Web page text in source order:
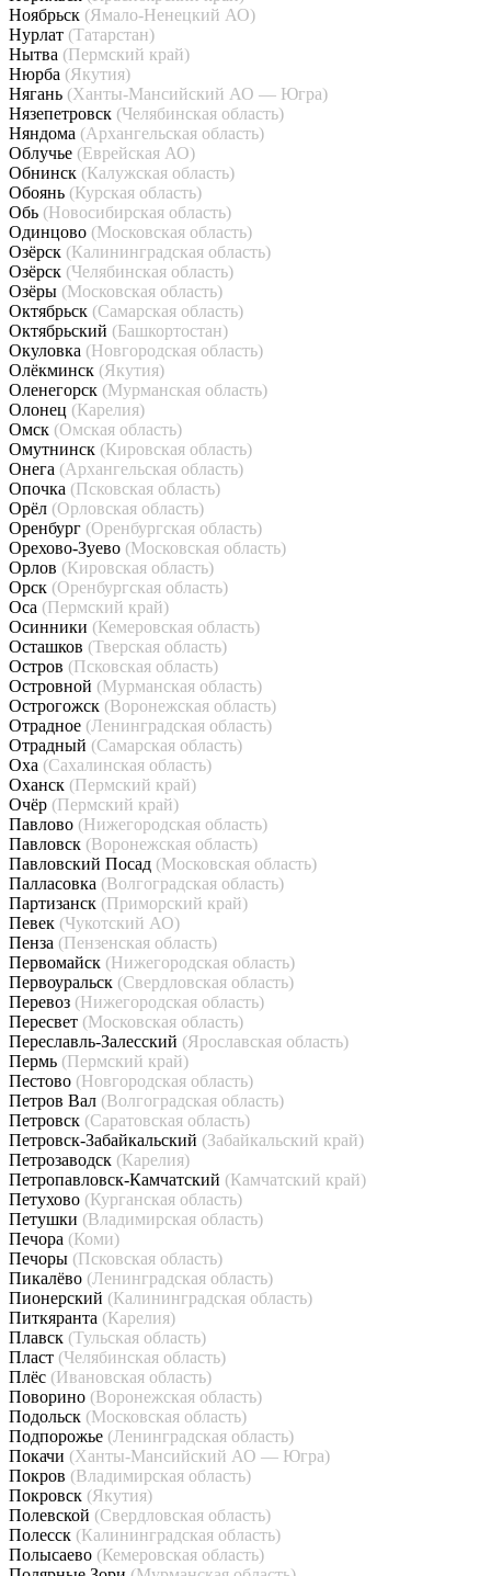
Ноябрьск (Ямало-Ненецкий АО)
Нурлат (Татарстан)
Нытва (Пермский край)
Нюрба (Якутия)
Нягань (Ханты-Мансийский АО — Югра)
Нязепетровск (Челябинская область)
Няндома (Архангельская область)
Облучье (Еврейская АО)
Обнинск (Калужская область)
Обоянь (Курская область)
Обь (Новосибирская область)
Одинцово (Московская область)
Озёрск (Калининградская область)
Озёрск (Челябинская область)
Озёры (Московская область)
Октябрьск (Самарская область)
Октябрьский (Башкортостан)
Окуловка (Новгородская область)
Олёкминск (Якутия)
Оленегорск (Мурманская область)
Олонец (Карелия)
Омск (Омская область)
Омутнинск (Кировская область)
Онега (Архангельская область)
Опочка (Псковская область)
Орёл (Орловская область)
Оренбург (Оренбургская область)
Орехово-Зуево (Московская область)
Орлов (Кировская область)
Орск (Оренбургская область)
Оса (Пермский край)
Осинники (Кемеровская область)
Осташков (Тверская область)
Остров (Псковская область)
Островной (Мурманская область)
Острогожск (Воронежская область)
Отрадное (Ленинградская область)
Отрадный (Самарская область)
Оха (Сахалинская область)
Оханск (Пермский край)
Очёр (Пермский край)
Павлово (Нижегородская область)
Павловск (Воронежская область)
Павловский Посад (Московская область)
Палласовка (Волгоградская область)
Партизанск (Приморский край)
Певек (Чукотский АО)
Пенза (Пензенская область)
Первомайск (Нижегородская область)
Первоуральск (Свердловская область)
Перевоз (Нижегородская область)
Пересвет (Московская область)
Переславль-Залесский (Ярославская область)
Пермь (Пермский край)
Пестово (Новгородская область)
Петров Вал (Волгоградская область)
Петровск (Саратовская область)
Петровск-Забайкальский (Забайкальский край)
Петрозаводск (Карелия)
Петропавловск-Камчатский (Камчатский край)
Петухово (Курганская область)
Петушки (Владимирская область)
Печора (Коми)
Печоры (Псковская область)
Пикалёво (Ленинградская область)
Пионерский (Калининградская область)
Питкяранта (Карелия)
Плавск (Тульская область)
Пласт (Челябинская область)
Плёс (Ивановская область)
Поворино (Воронежская область)
Подольск (Московская область)
Подпорожье (Ленинградская область)
Покачи (Ханты-Мансийский АО — Югра)
Покров (Владимирская область)
Покровск (Якутия)
Полевской (Свердловская область)
Полесск (Калининградская область)
Полысаево (Кемеровская область)